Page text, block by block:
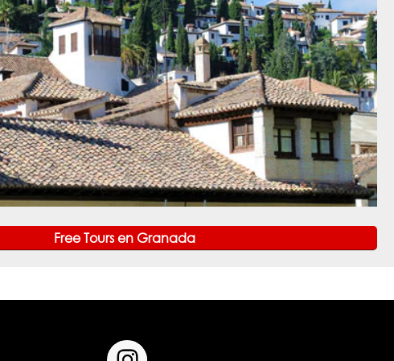
Free Tours en Granada